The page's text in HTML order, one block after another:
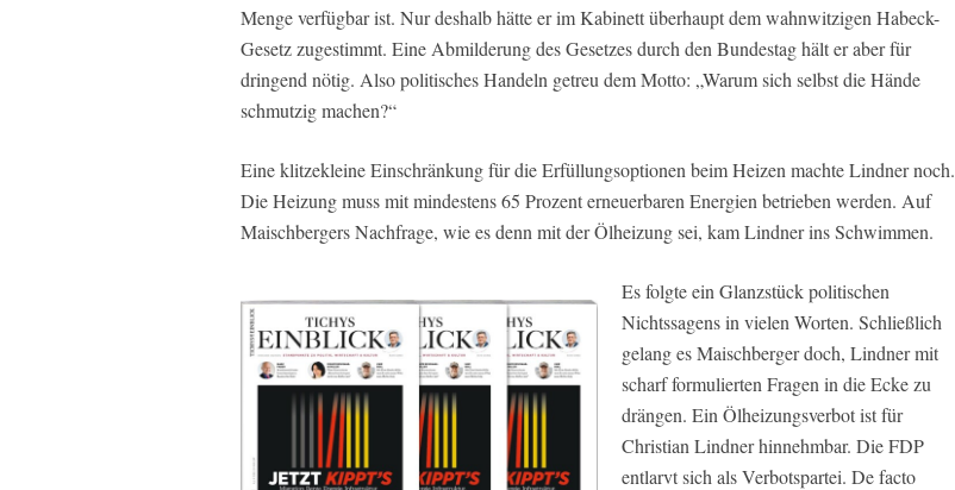
Menge verfügbar ist. Nur deshalb hätte er im Kabinett überhaupt dem wahnwitzigen Habeck-
Gesetz zugestimmt. Eine Abmilderung des Gesetzes durch den Bundestag hält er aber für
dringend nötig. Also politisches Handeln getreu dem Motto: „Warum sich selbst die Hände
schmutzig machen?“
Eine klitzekleine Einschränkung für die Erfüllungsoptionen beim Heizen machte Lindner noch.
Die Heizung muss mit mindestens 65 Prozent erneuerbaren Energien betrieben werden. Auf
Maischbergers Nachfrage, wie es denn mit der Ölheizung sei, kam Lindner ins Schwimmen.
Es folgte ein Glanzstück politischen
Nichtssagens in vielen Worten. Schließlich
gelang es Maischberger doch, Lindner mit
scharf formulierten Fragen in die Ecke zu
drängen. Ein Ölheizungsverbot ist für
Christian Lindner hinnehmbar. Die FDP
entlarvt sich als Verbotspartei. De facto